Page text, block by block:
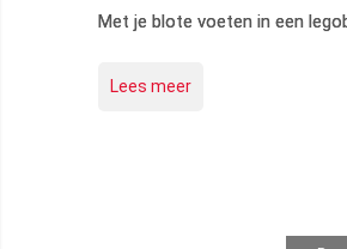
Met je blote voeten in een
Lees meer